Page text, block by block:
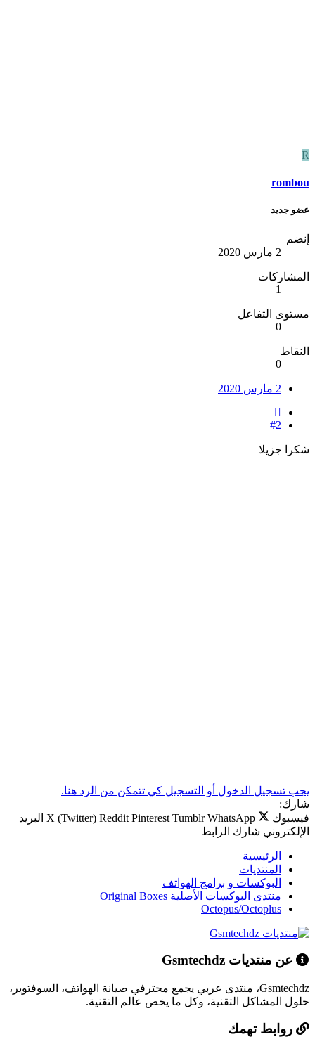
R
rombou
عضو جديد
إنضم
2 مارس 2020
المشاركات
1
مستوى التفاعل
0
النقاط
0
2 مارس 2020
#2
شكرا جزيلا
يجب تسجيل الدخول أو التسجيل كي تتمكن من الرد هنا.
شارك:
فيسبوك
X (Twitter) Reddit Pinterest Tumblr WhatsApp
البريد
الإلكتروني شارك الرابط
الرئيسية
المنتديات
البوكسات و برامج الهواتف
منتدى البوكسات الأصلية Original Boxes
Octopus/Octoplus
عن منتديات Gsmtechdz
Gsmtechdz، منتدى عربي يجمع محترفي صيانة الهواتف، السوفتوير،
حلول المشاكل التقنية، وكل ما يخص عالم التقنية.
روابط تهمك